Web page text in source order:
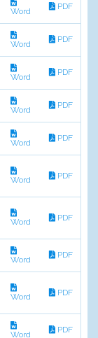
Word PDF
Word PDF
Word PDF
Word PDF
Word PDF
Word PDF
Word PDF
Word PDF
Word PDF
Word PDF